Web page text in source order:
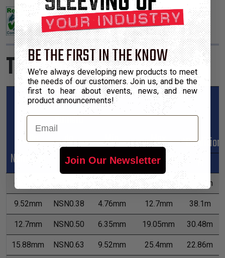
Tailles du Produit
Taille
Nominale
Numéro
de
Pièce
Min
Expansion
Max
Expansion
6.35mm NSN0.25 3.18mm 11.11mm 60.96m
9.52mm NSN0.38 4.76mm 12.7mm 38.1m
12.7mm NSN0.50 6.35mm 19.05mm 30.48m
15.88mm NSN0.63 9.52mm 25.4mm 22.86m
BE THE FIRST IN THE KNOW
We're always developing new products to meet
the needs of our customers. Join us, and be the
first to hear about events, news, and new
product announcements!
Email
Join Our Newsletter